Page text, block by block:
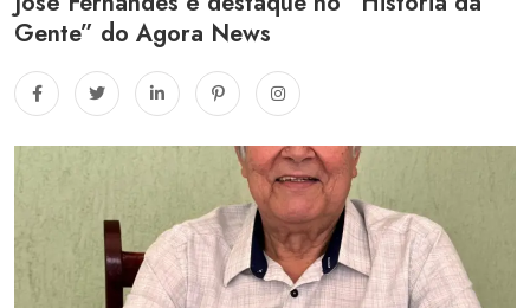
Gente” do Agora News